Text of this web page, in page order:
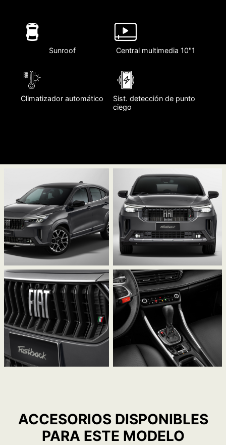
Sunroof Central multimedia 10"1
Climatizador automático
Sist. detección de punto
ciego
ACCESORIOS DISPONIBLES
PARA ESTE MODELO